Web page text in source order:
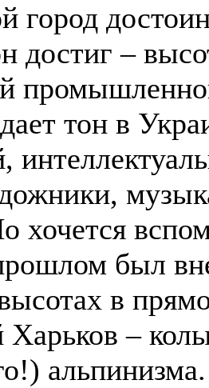
город
достиг –
тон в
хочется
был
в
–
альпинизма.